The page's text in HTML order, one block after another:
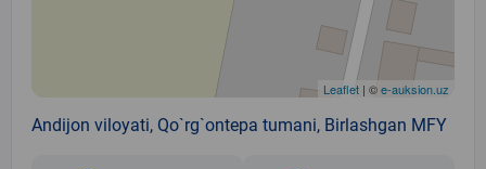
Leaflet | ©e-auksion.uz
Andijon viloyati, Qo`rg`ontepa tumani, Birlashgan MFY